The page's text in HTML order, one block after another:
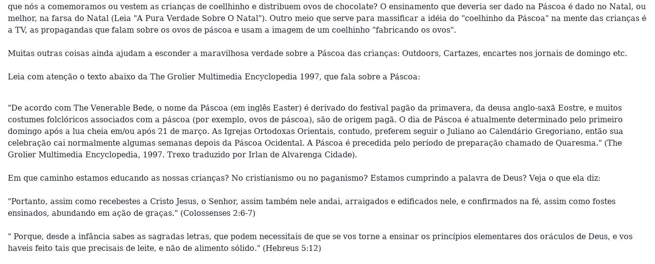
que nós a comemoramos ou vestem as crianças de coellhinho e distribuem ovos de chocolate? O ensinamento que deveria ser dado na Páscoa é dado no Natal, ou
melhor, na farsa do Natal (Leia "A Pura Verdade Sobre O Natal"). Outro meio que serve para massificar a idéia do "coelhinho da Páscoa" na mente das crianças é
a TV, as propagandas que falam sobre os ovos de páscoa e usam a imagem de um coelhinho "fabricando os ovos".
Muitas outras coisas ainda ajudam a esconder a maravilhosa verdade sobre a Páscoa das crianças: Outdoors, Cartazes, encartes nos jornais de domingo etc.
Leia com atenção o texto abaixo da The Grolier Multimedia Encyclopedia 1997, que fala sobre a Páscoa:
"De acordo com The Venerable Bede, o nome da Páscoa (em inglês Easter) é derivado do festival pagão da primavera, da deusa anglo-saxã Eostre, e muitos
costumes folclóricos associados com a páscoa (por exemplo, ovos de páscoa), são de origem pagã. O dia de Páscoa é atualmente determinado pelo primeiro
domingo após a lua cheia em/ou após 21 de março. As Igrejas Ortodoxas Orientais, contudo, preferem seguir o Juliano ao Calendário Gregoriano, então sua
celebração cai normalmente algumas semanas depois da Páscoa Ocidental. A Páscoa é precedida pelo período de preparação chamado de Quaresma." (The
Grolier Multimedia Encyclopedia, 1997. Trexo traduzido por Irlan de Alvarenga Cidade).
Em que caminho estamos educando as nossas crianças? No cristianismo ou no paganismo? Estamos cumprindo a palavra de Deus? Veja o que ela diz:
"Portanto, assim como recebestes a Cristo Jesus, o Senhor, assim também nele andai, arraigados e edificados nele, e confirmados na fé, assim como fostes
ensinados, abundando em ação de graças." (Colossenses 2:6-7)
" Porque, desde a infância sabes as sagradas letras, que podem necessitais de que se vos torne a ensinar os princípios elementares dos oráculos de Deus, e vos
haveis feito tais que precisais de leite, e não de alimento sólido." (Hebreus 5:12)